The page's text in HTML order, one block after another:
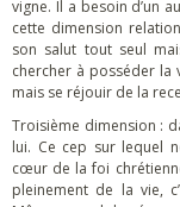
vigne. Il a besoin d’un
cette dimension
son salut tout seul
chercher à posséder la
mais se réjouir de la
Troisième dimension :
lui. Ce cep sur lequel
cœur de la foi
pleinement de la vie,